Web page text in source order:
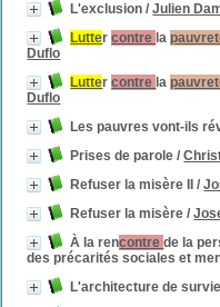
L'exclusion /Julien
Luttercontre la
Duflo
Luttercontre la
Duflo
Les pauvres vont-ils
Prises de parole /
Refuser la misère II
/
Refuser la misère /
À la rencontrede la
des précarités sociales et
L'architecture de survie